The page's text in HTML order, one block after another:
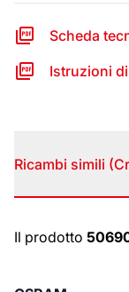
Scheda
Istruzioni
Ricambi simili
Ricambi
Il prodotto